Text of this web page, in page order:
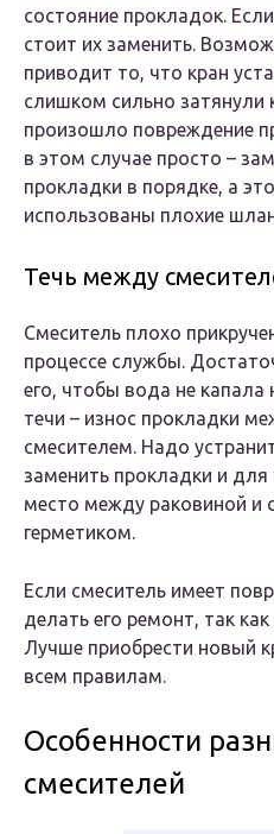
состояние прокладок.
стоит их заменить.
приводит то, что кран
слишком сильно затянули
произошло повреждение
в этом случае просто –
прокладки в порядке, а
использованы плохие
Течь между
Смеситель плохо
процессе службы.
его, чтобы вода не капала
течи – износ прокладки
смесителем. Надо
заменить прокладки и
место между раковиной и
герметиком.
Если смеситель имеет
делать его ремонт, так
Лучше приобрести новый
всем правилам.
Особенности
смесителей